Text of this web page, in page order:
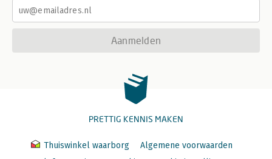
Aanmelden
PRETTIG KENNIS MAKEN
Thuiswinkel waarborg
Algemene voorwaarden